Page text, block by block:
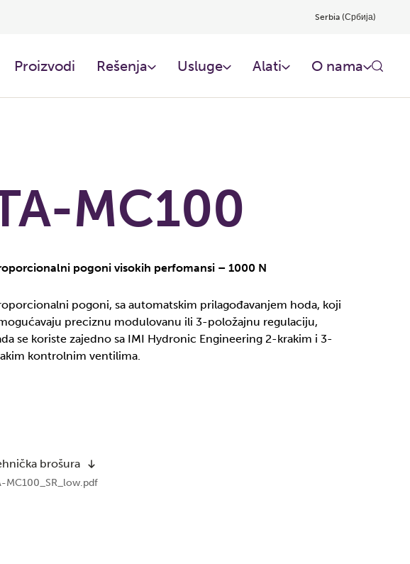
Serbia (Србија)
Proizvodi Rešenja Usluge Alati O nama
MC100
pogoni visokih perfomansi – 1000 N
pogoni, sa automatskim prilagođavanjem hoda, koji
preciznu modulovanu ili 3-položajnu regulaciju,
se koriste zajedno sa IMI Hydronic Engineering 2-krakim i 3-
kontrolnim ventilima.
brošura
MC100_SR_low.pdf